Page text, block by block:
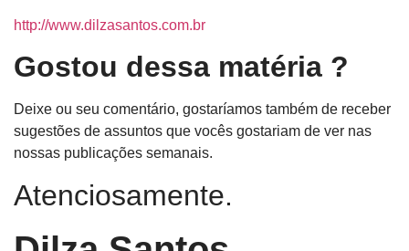
http://www.dilzasantos.com.br
Gostou dessa matéria ?
Deixe ou seu comentário, gostaríamos também de receber
sugestões de assuntos que vocês gostariam de ver nas
nossas publicações semanais.
Atenciosamente.